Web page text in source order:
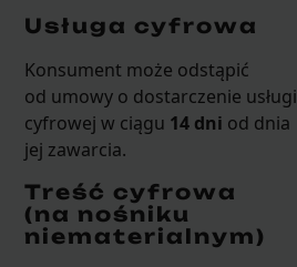
Usługa cyfrowa
Konsument może odstąpić
od umowy o dostarczenie usługi
cyfrowej w ciągu 14 dni od dnia
jej zawarcia.
Treść cyfrowa
(na nośniku
niematerialnym)